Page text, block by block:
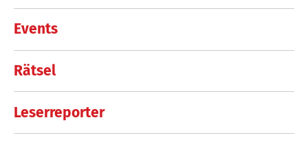
Events
Rätsel
Leserreporter